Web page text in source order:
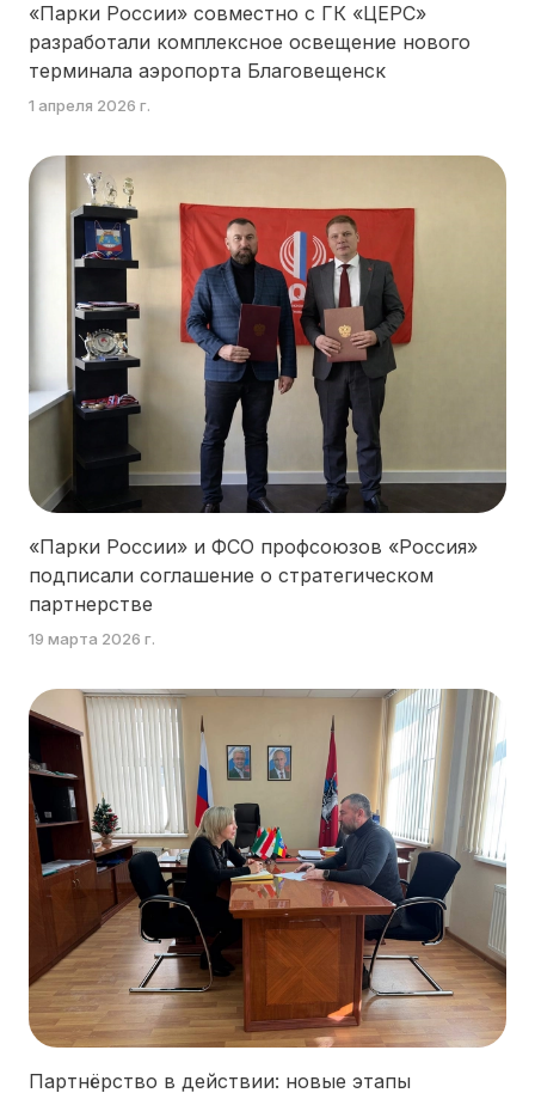
«Парки России» совместно с ГК «ЦЕРС»
разработали комплексное освещение нового
терминала аэропорта Благовещенск
1 апреля 2026 г.
«Парки России» и ФСО профсоюзов «Россия»
подписали соглашение о стратегическом
партнерстве
19 марта 2026 г.
Партнёрство в действии: новые этапы